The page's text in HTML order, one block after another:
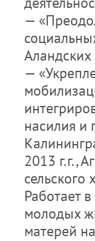
—
—
насилия и
2013 г.г.,
сельского
Работает
молодых
матерей